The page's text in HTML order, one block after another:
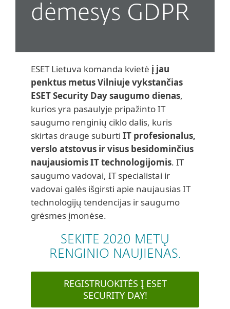
dėmesys GDPR
ESET Lietuva komanda kvietė į jau
penktus metus Vilniuje vykstančias
ESET Security Day saugumo dienas,
kurios yra pasaulyje pripažinto IT
saugumo renginių ciklo dalis, kuris
skirtas drauge suburti IT profesionalus,
verslo atstovus ir visus besidominčius
naujausiomis IT technologijomis. IT
saugumo vadovai, IT specialistai ir
vadovai galės išgirsti apie naujausias IT
technologijų tendencijas ir saugumo
grėsmes įmonėse.
SEKITE 2020 METŲ
RENGINIO NAUJIENAS.
REGISTRUOKITĖS Į ESET
SECURITY DAY!